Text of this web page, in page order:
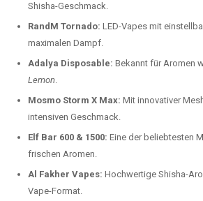
Shisha-Geschmack.
RandM Tornado: LED-Vapes mit
maximalen Dampf.
Adalya Disposable: Bekannt für Aromen
Lemon.
Mosmo Storm X Max: Mit innovativer
intensiven Geschmack.
Elf Bar 600 & 1500: Eine der beliebtesten
frischen Aromen.
Al Fakher Vapes: Hochwertige Shisha-
Vape-Format.